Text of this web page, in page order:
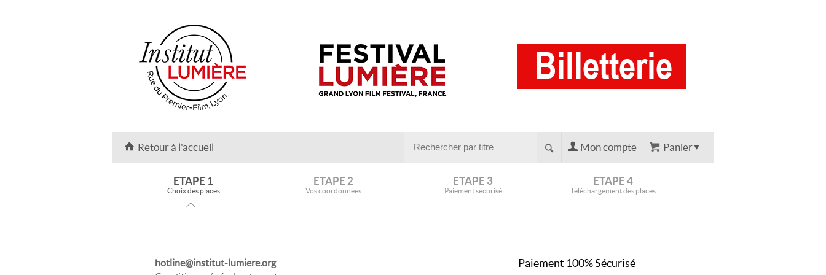
Retour à l'accueil Panier
Mon compte
ETAPE 1
Choix des places
ETAPE 2
Vos coordonnées
ETAPE 3
Paiement sécurisé
ETAPE 4
Téléchargement des places
hotline@institut-lumiere.org
Paiement 100% Sécurisé